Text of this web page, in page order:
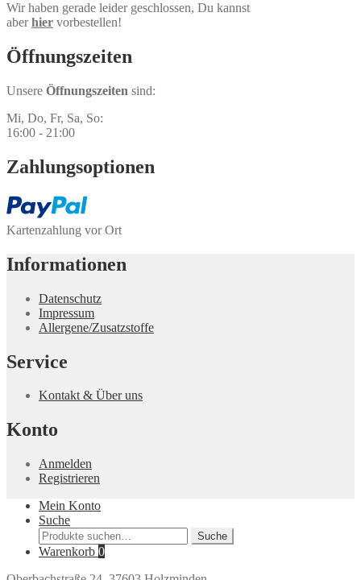
Wir haben gerade leider geschlossen, Du kannst
aberhier vorbestellen!
Öffnungs­zeiten
Unsere Öffnungszeiten sind:
Mi, Do, Fr, Sa, So:
16:00 - 21:00
Zahlungs­optionen
Kartenzahlung vor Ort
Informationen
Datenschutz
Impressum
Allergene/Zusatzstoffe
Service
Kontakt & Über uns
Konto
Anmelden
Registrieren
Mein Konto
Suche
Suche
nach:
Suche
Warenkorb 0